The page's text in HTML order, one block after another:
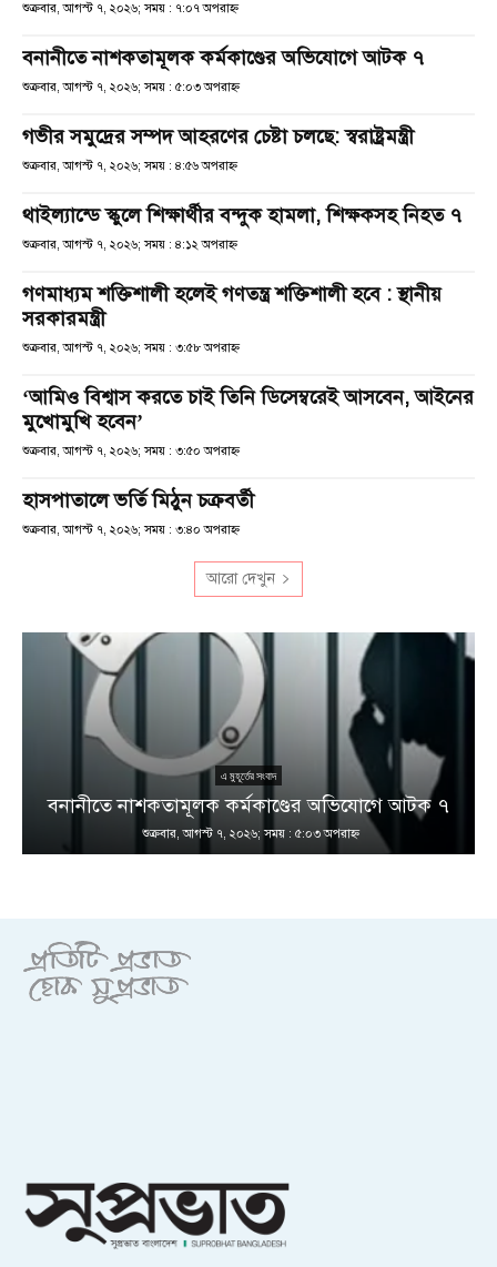
শুক্রবার, আগস্ট ৭, ২০২৬; সময় : ৭:০৭ অপরাহ্ণ
বনানীতে নাশকতামূলক কর্মকাণ্ডের অভিযোগে আটক ৭
শুক্রবার, আগস্ট ৭, ২০২৬; সময় : ৫:০৩ অপরাহ্ণ
গভীর সমুদ্রের সম্পদ আহরণের চেষ্টা চলছে: স্বরাষ্ট্রমন্ত্রী
শুক্রবার, আগস্ট ৭, ২০২৬; সময় : ৪:৫৬ অপরাহ্ণ
থাইল্যান্ডে স্কুলে শিক্ষার্থীর বন্দুক হামলা, শিক্ষকসহ নিহত ৭
শুক্রবার, আগস্ট ৭, ২০২৬; সময় : ৪:১২ অপরাহ্ণ
গণমাধ্যম শক্তিশালী হলেই গণতন্ত্র শক্তিশালী হবে : স্থানীয়
সরকারমন্ত্রী
শুক্রবার, আগস্ট ৭, ২০২৬; সময় : ৩:৫৮ অপরাহ্ণ
‘আমিও বিশ্বাস করতে চাই তিনি ডিসেম্বরেই আসবেন, আইনের
মুখোমুখি হবেন’
শুক্রবার, আগস্ট ৭, ২০২৬; সময় : ৩:৫০ অপরাহ্ণ
হাসপাতালে ভর্তি মিঠুন চক্রবর্তী
শুক্রবার, আগস্ট ৭, ২০২৬; সময় : ৩:৪০ অপরাহ্ণ
আরো দেখুন
এ মুহূর্তের সংবাদ
বনানীতে নাশকতামূলক কর্মকাণ্ডের অভিযোগে আটক ৭
শুক্রবার, আগস্ট ৭, ২০২৬; সময় : ৫:০৩ অপরাহ্ণ